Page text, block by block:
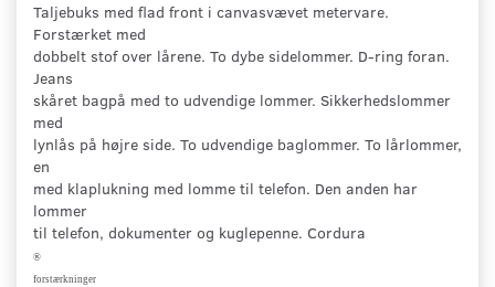
Taljebuks med flad front i canvasvævet metervare.
Forstærket med
dobbelt stof over lårene. To dybe sidelommer. D-ring foran.
Jeans
skåret bagpå med to udvendige lommer. Sikkerhedslommer
med
lynlås på højre side. To udvendige baglommer. To lårlommer,
en
med klaplukning med lomme til telefon. Den anden har
lommer
til telefon, dokumenter og kuglepenne. Cordura
®
forstærkninger